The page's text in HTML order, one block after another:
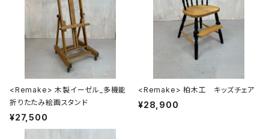
<Remake> 木製イーゼル_多機能
折りたたみ絵画スタンド
¥27,500
<Remake> 柏木工 キッズチェア
¥28,900